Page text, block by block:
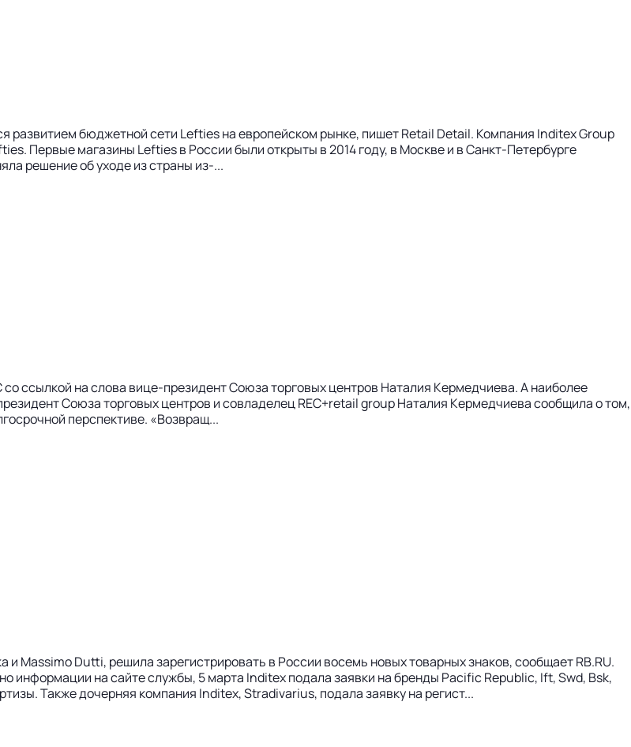
развитием бюджетной сети Lefties на европейском рынке, пишет Retail Detail. Компания Inditex Group
Первые магазины Lefties в России были открыты в 2014 году, в Москве и в Санкт-Петербурге
решение об уходе из страны из-...
ссылкой на слова вице-президент Союза торговых центров Наталия Кермедчиева. А наиболее
Союза торговых центров и совладелец REC+retail group Наталия Кермедчиева сообщила о том,
перспективе. «Возвращ...
Massimo Dutti, решила зарегистрировать в России восемь новых товарных знаков, сообщает RB.RU.
информации на сайте службы, 5 марта Inditex подала заявки на бренды Pacific Republic, Ift, Swd, Bsk,
Также дочерняя компания Inditex, Stradivarius, подала заявку на регист...